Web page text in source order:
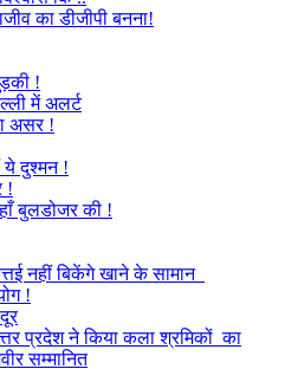
का डीजीपी बनना!
!
में अलर्ट
असर !
दुश्मन !
!
बुलडोजर की !
नहीं बिकेंगे खाने के सामान
!
प्रदेश ने किया कला श्रमिकों का
सम्मानित